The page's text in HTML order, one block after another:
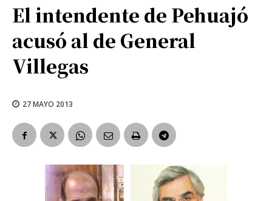
El intendente de Pehuajó
acusó al de General
Villegas
27 MAYO 2013